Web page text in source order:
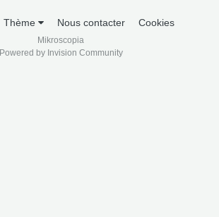
Thème Nous contacter Cookies
Mikroscopia
Powered by Invision Community